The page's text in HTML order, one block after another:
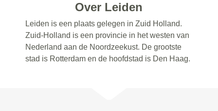
Over Leiden
Leiden is een plaats gelegen in Zuid Holland.
Zuid-Holland is een provincie in het westen van
Nederland aan de Noordzeekust. De grootste
stad is Rotterdam en de hoofdstad is Den Haag.